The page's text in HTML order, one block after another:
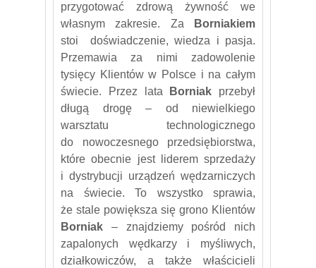
przygotować zdrową żywność we
własnym zakresie. Za
Borniakiem
stoi doświadczenie, wiedza i pasja.
Przemawia za nimi zadowolenie
tysięcy Klientów w Polsce i na całym
świecie. Przez lata
Borniak przebył
długą drogę – od niewielkiego
warsztatu technologicznego
do nowoczesnego przedsiębiorstwa,
które obecnie jest liderem sprzedaży
i dystrybucji urządzeń wędzarniczych
na świecie. To wszystko sprawia,
że stale powiększa się grono Klientów
Borniak – znajdziemy pośród nich
zapalonych wędkarzy i myśliwych,
działkowiczów, a także właścicieli